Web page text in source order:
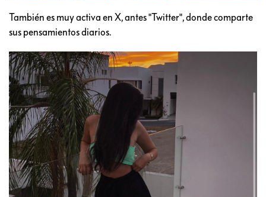
También es muy activa en X, antes "Twitter", donde comparte
sus pensamientos diarios.